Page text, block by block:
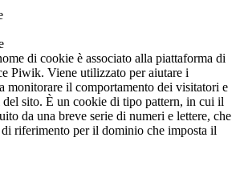
di cookie è associato alla piattaforma di
Piwik. Viene utilizzato per aiutare i
monitorare il comportamento dei visitatori e
del sito. È un cookie di tipo pattern, in cui il
da una breve serie di numeri e lettere, che
riferimento per il dominio che imposta il